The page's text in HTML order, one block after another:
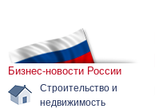
Бизнес-новости России
Строительство и
недвижимость